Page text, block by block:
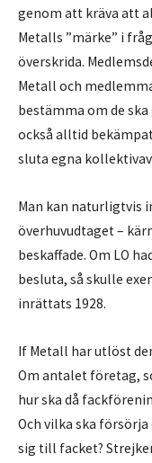
genom att kräva att
Metalls ”märke” i
överskrida.
Metall och
bestämma om de
också alltid
sluta egna
Man kan naturligtvis
överhuvudtaget –
beskaffade. Om LO
besluta, så skulle
inrättats 1928.
If Metall har utlöst
Om antalet företag,
hur ska då
Och vilka ska
sig till facket?